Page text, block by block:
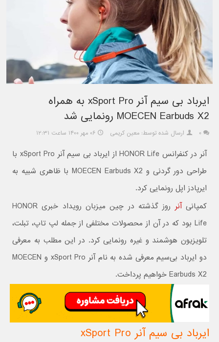
ایرباد بی سیم آنر xSport Pro به همراه
MOECEN Earbuds X2 رونمایی شد
۰ ارسال شده توسط: معین کریمی ۰۶ مهر ۱۴۰۰ ساعت ۱۲:۳۱
آنر در کنفرانس HONOR Life از ایرباد بی سیم آنر xSport Pro با
طراحی دور گردنی و MOECEN Earbuds X2 با ظاهری شبیه به
ایرپادز اپل رونمایی کرد.
کمپانیآنر
روز گذشته در چین میزبان رویداد خبری HONOR
Life بود که در آن از محصولات مختلفی از جمله لپ تاپ، تبلت،
تلویزیون هوشمند و غیره رونمایی کرد. در این مطلب به معرفی
دو ایرباد بی‌سیم معرفی شده به نام آنر xSport Pro و MOECEN
Earbuds X2 خواهیم پرداخت.
ایرباد بی سیم آنر xSport Pro